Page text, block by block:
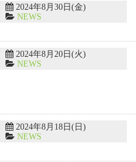
2024年8月30日(金)
NEWS
2024年8月20日(火)
NEWS
2024年8月18日(日)
NEWS